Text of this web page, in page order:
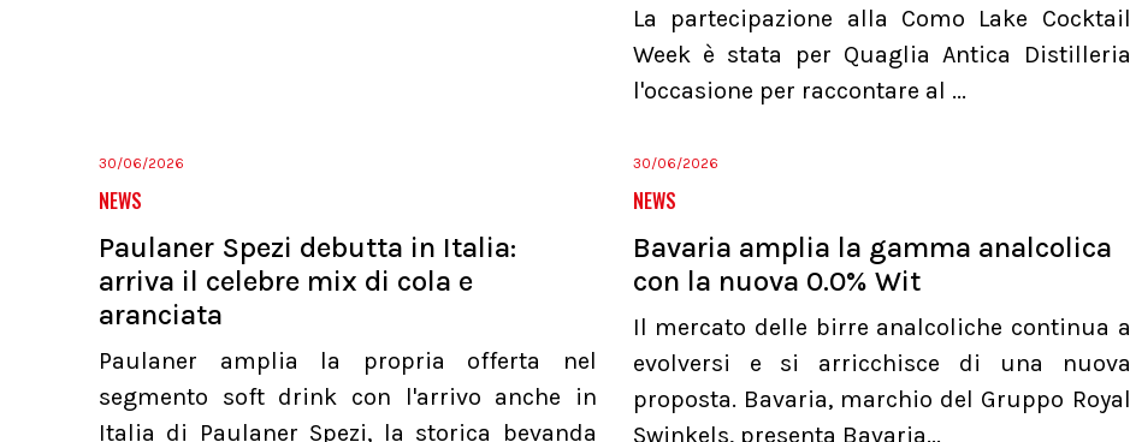
La partecipazione alla Como Lake Cocktail
Week è stata per Quaglia Antica Distilleria
l'occasione per raccontare al ...
30/06/2026
NEWS
Paulaner Spezi debutta in Italia:
arriva il celebre mix di cola e
aranciata
Paulaner amplia la propria offerta nel
segmento soft drink con l'arrivo anche in
Italia di Paulaner Spezi, la storica bevanda
30/06/2026
NEWS
Bavaria amplia la gamma analcolica
con la nuova 0.0% Wit
Il mercato delle birre analcoliche continua a
evolversi e si arricchisce di una nuova
proposta. Bavaria, marchio del Gruppo Royal
Swinkels, presenta Bavaria...